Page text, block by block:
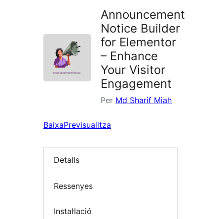
Announcement
Notice Builder
for Elementor
– Enhance
Your Visitor
Engagement
Per Md Sharif Miah
BaixaPrevisualitza
Detalls
Ressenyes
Instal·lació